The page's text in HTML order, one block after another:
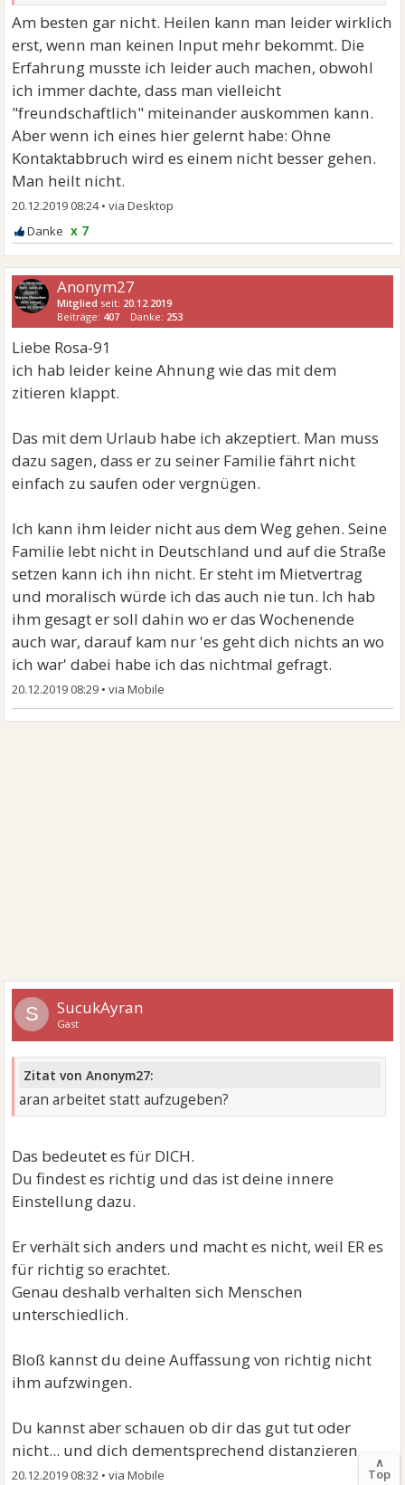
Am besten gar nicht. Heilen kann man leider wirklich
erst, wenn man keinen Input mehr bekommt. Die
Erfahrung musste ich leider auch machen, obwohl
ich immer dachte, dass man vielleicht
"freundschaftlich" miteinander auskommen kann.
Aber wenn ich eines hier gelernt habe: Ohne
Kontaktabbruch wird es einem nicht besser gehen.
Man heilt nicht.
20.12.2019 08:24•
x 7
Anonym27
Mitglied seit: 20.12.2019
Beiträge: 407 Danke: 253
Liebe Rosa-91
ich hab leider keine Ahnung wie das mit dem
zitieren klappt.
Das mit dem Urlaub habe ich akzeptiert. Man muss
dazu sagen, dass er zu seiner Familie fährt nicht
einfach zu saufen oder vergnügen.
Ich kann ihm leider nicht aus dem Weg gehen. Seine
Familie lebt nicht in Deutschland und auf die Straße
setzen kann ich ihn nicht. Er steht im Mietvertrag
und moralisch würde ich das auch nie tun. Ich hab
ihm gesagt er soll dahin wo er das Wochenende
auch war, darauf kam nur 'es geht dich nichts an wo
ich war' dabei habe ich das nichtmal gefragt.
20.12.2019 08:29 •
S SucukAyran
Gast
Zitat von Anonym27:
aran arbeitet statt aufzugeben?
Das bedeutet es für DICH.
Du findest es richtig und das ist deine innere
Einstellung dazu.
Er verhält sich anders und macht es nicht, weil ER es
für richtig so erachtet.
Genau deshalb verhalten sich Menschen
unterschiedlich.
Bloß kannst du deine Auffassung von richtig nicht
ihm aufzwingen.
Du kannst aber schauen ob dir das gut tut oder
nicht... und dich dementsprechend distanzieren.
20.12.2019 08:32 •
∧
Top